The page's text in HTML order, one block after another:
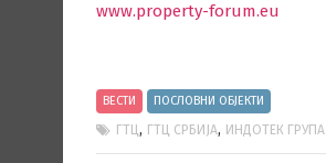
www.property-forum.eu
ВЕСТИ ПОСЛОВНИ ОБЈЕКТИ
ГТЦ, ГТЦ СРБИЈА, ИНДОТЕК ГРУПА